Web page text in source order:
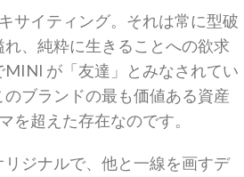
サイティング。それは常に型破
れ、純粋に生きることへの欲求
が「友達」とみなされてい
ブランドの最も価値ある資産
を超えた存在なのです。
ジナルで、他と一線を画すデ